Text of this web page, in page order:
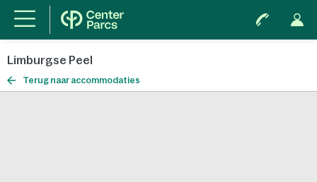
Limburgse Peel
Terug naar accommodaties